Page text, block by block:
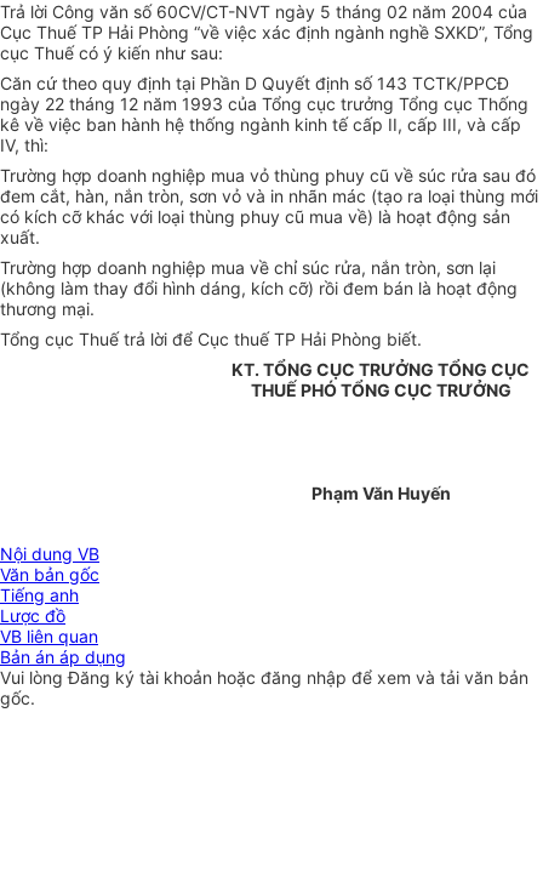
Trả lời Công văn số 60CV/CT-NVT ngày 5 tháng 02 năm 2004 của
Cục Thuế TP Hải Phòng “về việc xác định ngành nghề SXKD”, Tổng
cục Thuế có ý kiến như sau:
Căn cứ theo quy định tại Phần D Quyết định số 143 TCTK/PPCĐ
ngày 22 tháng 12 năm 1993 của Tổng cục trưởng Tổng cục Thống
kê về việc ban hành hệ thống ngành kinh tế cấp II, cấp III, và cấp
IV, thì:
Trường hợp doanh nghiệp mua vỏ thùng phuy cũ về súc rửa sau đó
đem cắt, hàn, nắn tròn, sơn vỏ và in nhãn mác (tạo ra loại thùng mới
có kích cỡ khác với loại thùng phuy cũ mua về) là hoạt động sản
xuất.
Trường hợp doanh nghiệp mua về chỉ súc rửa, nắn tròn, sơn lại
(không làm thay đổi hình dáng, kích cỡ) rồi đem bán là hoạt động
thương mại.
Tổng cục Thuế trả lời để Cục thuế TP Hải Phòng biết.
KT. TỔNG CỤC TRƯỞNG TỔNG CỤC
THUẾ PHÓ TỔNG CỤC TRƯỞNG
Phạm Văn Huyến
Nội dung VB
Văn bản gốc
Tiếng anh
Lược đồ
VB liên quan
Bản án áp dụng
Vui lòngĐăng ký tài khoản hoặc đăng nhập để xem và tải văn bản
gốc.